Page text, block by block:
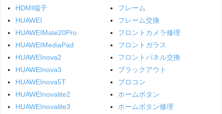
HDMI端子
HUAWEI
HUAWEIMate20Pro
HUAWEIMediaPad
HUAWEInova2
HUAWEInova3
HUAWEInova5T
HUAWEInovalite2
HUAWEInovalite3
フレーム
フレーム交換
フロントカメラ修理
フロントガラス
フロントパネル交換
ブラックアウト
プロコン
ホームボタン
ホームボタン修理